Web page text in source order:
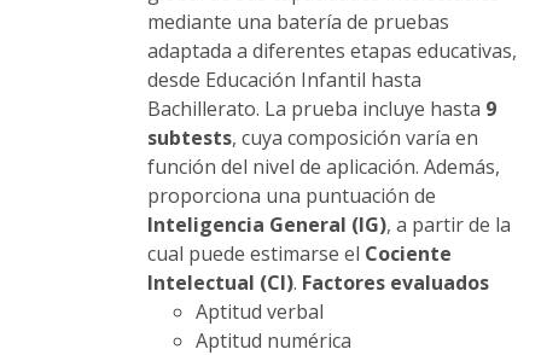
mediante una batería de pruebas
adaptada a diferentes etapas educativas,
desde Educación Infantil hasta
Bachillerato. La prueba incluye hasta 9
subtests, cuya composición varía en
función del nivel de aplicación. Además,
proporciona una puntuación de
Inteligencia General (IG), a partir de la
cual puede estimarse el Cociente
Intelectual (CI). Factores evaluados
Aptitud verbal
Aptitud numérica